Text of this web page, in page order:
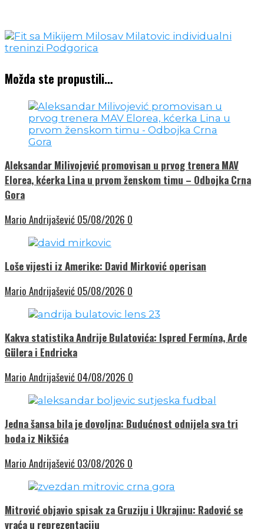
Možda ste propustili…
Aleksandar Milivojević promovisan u prvog trenera MAV
Elorea, kćerka Lina u prvom ženskom timu – Odbojka Crna
Gora
Mario Andrijašević 05/08/2026 0
Loše vijesti iz Amerike: David Mirković operisan
Mario Andrijašević 05/08/2026 0
Kakva statistika Andrije Bulatovića: Ispred Fermína, Arde
Gülera i Endricka
Mario Andrijašević 04/08/2026 0
Jedna šansa bila je dovoljna: Budućnost odnijela sva tri
boda iz Nikšića
Mario Andrijašević 03/08/2026 0
Mitrović objavio spisak za Gruziju i Ukrajinu: Radović se
vraća u reprezentaciju